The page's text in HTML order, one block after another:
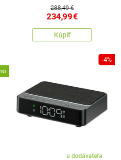
288,49 €
234,99€
Kúpiť
-4%
u dodávateľa